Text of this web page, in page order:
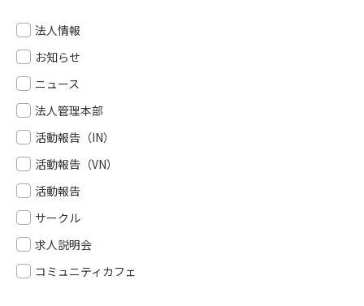
法人情報
お知らせ
ニュース
法人管理本部
活動報告（IN）
活動報告（VN）
活動報告
サークル
求人説明会
コミュニティカフェ